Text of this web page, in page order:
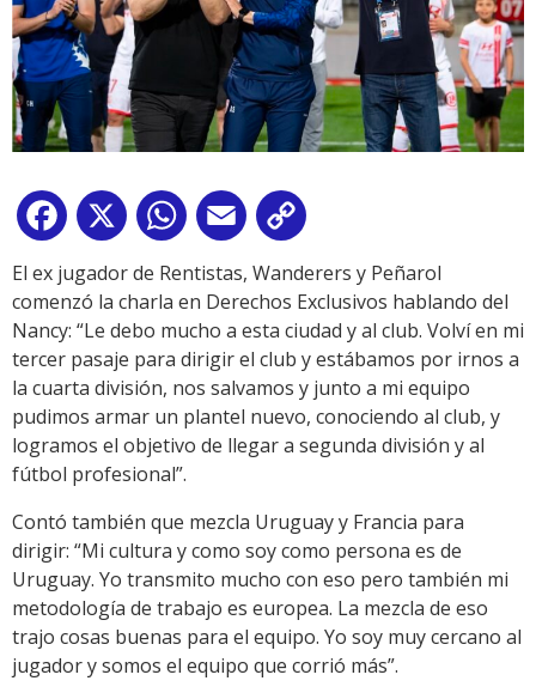
Facebook
X WhatsApp
Email
Link
El ex jugador de Rentistas, Wanderers y Peñarol
comenzó la charla en Derechos Exclusivos hablando del
Nancy: “Le debo mucho a esta ciudad y al club. Volví en mi
tercer pasaje para dirigir el club y estábamos por irnos a
la cuarta división, nos salvamos y junto a mi equipo
pudimos armar un plantel nuevo, conociendo al club, y
logramos el objetivo de llegar a segunda división y al
fútbol profesional”.
Contó también que mezcla Uruguay y Francia para
dirigir: “Mi cultura y como soy como persona es de
Uruguay. Yo transmito mucho con eso pero también mi
metodología de trabajo es europea. La mezcla de eso
trajo cosas buenas para el equipo. Yo soy muy cercano al
jugador y somos el equipo que corrió más”.